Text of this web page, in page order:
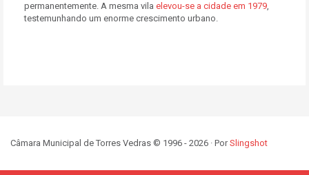
permanentemente. A mesma vila elevou-se a cidade em 1979,
testemunhando um enorme crescimento urbano.
Câmara Municipal de Torres Vedras © 1996 - 2026 · PorSlingshot